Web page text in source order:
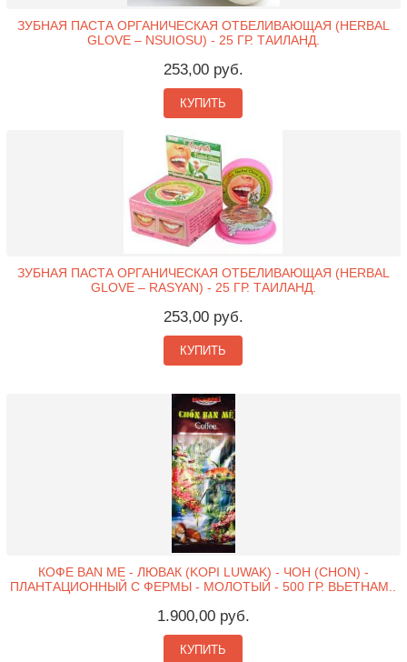
ЗУБНАЯ ПАСТА ОРГАНИЧЕСКАЯ ОТБЕЛИВАЮЩАЯ (HERBAL
GLOVE – NSUIOSU) - 25 ГР. ТАИЛАНД.
253,00 руб.
КУПИТЬ
ЗУБНАЯ ПАСТА ОРГАНИЧЕСКАЯ ОТБЕЛИВАЮЩАЯ (HERBAL
GLOVE – RASYAN) - 25 ГР. ТАИЛАНД.
253,00 руб.
КУПИТЬ
КОФЕ BAN ME - ЛЮВАК (KOPI LUWAK) - ЧОН (CHON) -
ПЛАНТАЦИОННЫЙ С ФЕРМЫ - МОЛОТЫЙ - 500 ГР. ВЬЕТНАМ..
1.900,00 руб.
КУПИТЬ